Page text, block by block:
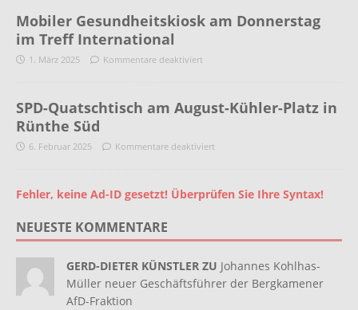
Mobiler Gesundheitskiosk am Donnerstag
im Treff International
1. März 2025 Kommentare deaktiviert
SPD-Quatschtisch am August-Kühler-Platz in
Rünthe Süd
6. Februar 2025 Kommentare deaktiviert
Fehler, keine Ad-ID gesetzt! Überprüfen Sie Ihre Syntax!
NEUESTE KOMMENTARE
GERD-DIETER KÜNSTLER ZU Johannes Kohlhas-
Müller neuer Geschäftsführer der Bergkamener
AfD-Fraktion